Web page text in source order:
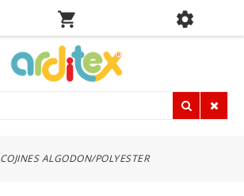
COJINES ALGODON/POLYESTER